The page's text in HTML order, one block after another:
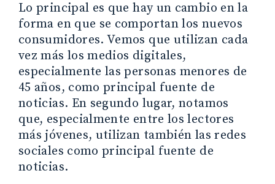
Lo principal es que hay un cambio en la
forma en que se comportan los nuevos
consumidores. Vemos que utilizan cada
vez más los medios digitales,
especialmente las personas menores de
45 años, como principal fuente de
noticias. En segundo lugar, notamos
que, especialmente entre los lectores
más jóvenes, utilizan también las redes
sociales como principal fuente de
noticias.